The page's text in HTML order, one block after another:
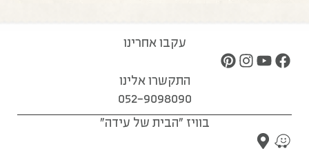
עקבו אחרינו
התקשרו אלינו
052-9098090
בוויז "הבית של עידה"